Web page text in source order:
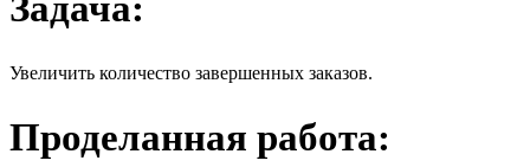
Увеличить количество завершенных заказов.
Проделанная работа: